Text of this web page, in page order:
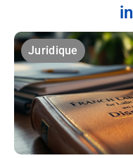
Juridique